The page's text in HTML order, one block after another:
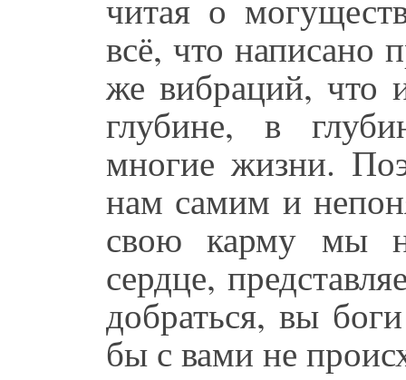
всё, что написано
же вибраций, что
глубине, в
многие жизни.
нам самим и
свою карму мы
сердце,
добраться, вы
бы с вами не